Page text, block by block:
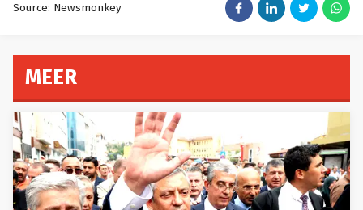
Source: Newsmonkey
MEER